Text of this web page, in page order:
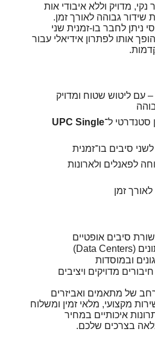
מדויק וללא איבודי אות
שידור גבוהה לאורך זמן.
ניתן לחבר בו-זמנית שני
אותו לפתרון אידיאלי עבור
– עם ליטוש שטוח ומדויק
סטנדרטי ל־UPC Single
סיבים בו־זמנית
לפאנלים ולארונות
זמן
סיבים אופטיים
ובמוסדות
מדויקים ויציבים
של מתאמים ואביזרים
מקצועי, מלאי זמין ומשלוח
איכותיים במחיר
בצרכים שלכם.